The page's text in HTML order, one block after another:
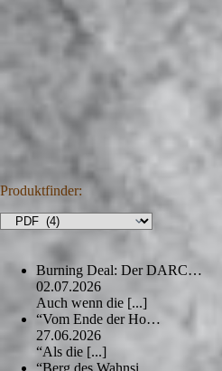
Produktfinder:
Burning Deal: Der DARC…
02.07.2026
Auch wenn die [...]
“Vom Ende der Ho…
27.06.2026
“Als die [...]
“Berg des Wahnsi…